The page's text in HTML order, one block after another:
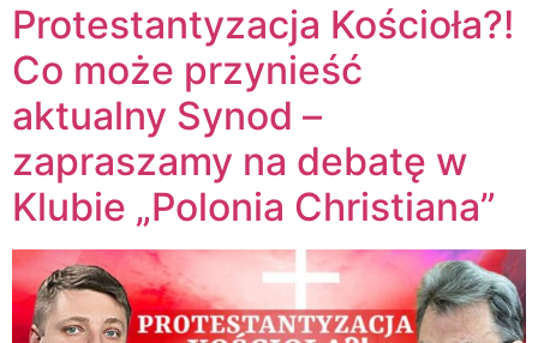
Protestantyzacja Kościoła?!
Co może przynieść
aktualny Synod –
zapraszamy na debatę w
Klubie „Polonia Christiana”